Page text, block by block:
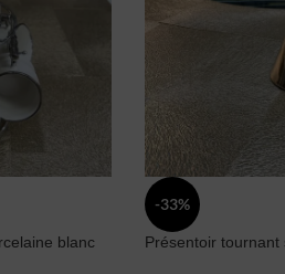
blanc
-33%
Présentoir tournant